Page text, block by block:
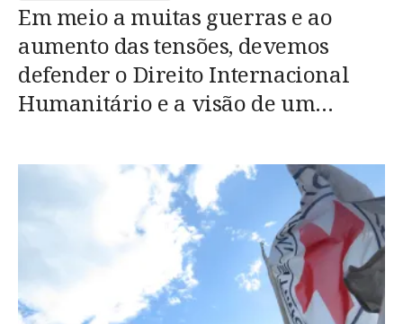
Em meio a muitas guerras e ao
aumento das tensões, devemos
defender o Direito Internacional
Humanitário e a visão de um